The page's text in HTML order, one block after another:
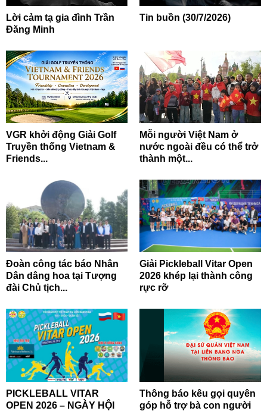
Lời cảm tạ gia đình Trần
Đăng Minh
Tin buồn (30/7/2026)
VGR khởi động Giải Golf
Truyền thống Vietnam &
Friends...
Mỗi người Việt Nam ở
nước ngoài đều có thể trở
thành một...
Đoàn công tác báo Nhân
Dân dâng hoa tại Tượng
đài Chủ tịch...
Giải Pickleball Vitar Open
2026 khép lại thành công
rực rỡ
PICKLEBALL VITAR
OPEN 2026 – NGÀY HỘI
Thông báo kêu gọi quyên
góp hỗ trợ bà con người